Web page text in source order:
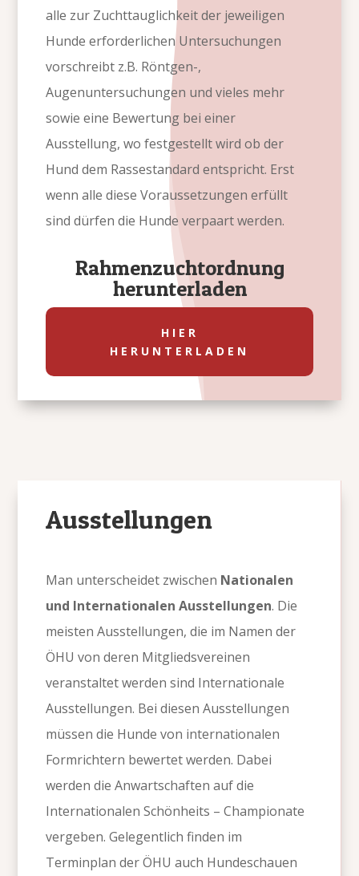
alle zur Zuchttauglichkeit der jeweiligen
Hunde erforderlichen Untersuchungen
vorschreibt z.B. Röntgen-,
Augenuntersuchungen und vieles mehr
sowie eine Bewertung bei einer
Ausstellung, wo festgestellt wird ob der
Hund dem Rassestandard entspricht. Erst
wenn alle diese Voraussetzungen erfüllt
sind dürfen die Hunde verpaart werden.
Rahmenzuchtordnung
herunterladen
HIER
HERUNTERLADEN
Ausstellungen
Man unterscheidet zwischen Nationalen
und Internationalen Ausstellungen. Die
meisten Ausstellungen, die im Namen der
ÖHU von deren Mitgliedsvereinen
veranstaltet werden sind Internationale
Ausstellungen. Bei diesen Ausstellungen
müssen die Hunde von internationalen
Formrichtern bewertet werden. Dabei
werden die Anwartschaften auf die
Internationalen Schönheits – Championate
vergeben. Gelegentlich finden im
Terminplan der ÖHU auch Hundeschauen